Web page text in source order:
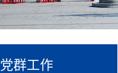
党群工作